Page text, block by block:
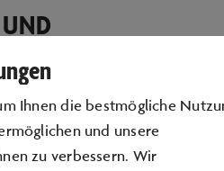
– für deine
Ihnen die bestmögliche
und unsere
zu verbessern. Wir